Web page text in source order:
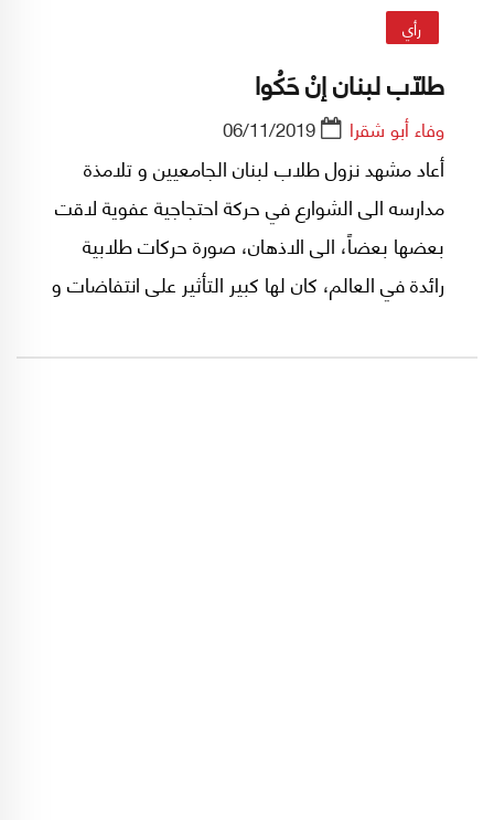
رأي
طلاّب لبنان إنْ حَكُوا
وفاء أبو شقرا 06/11/2019
أعاد مشهد نزول طلاب لبنان الجامعيين و تلامذة
مدارسه الى الشوارع في حركة احتجاجية عفوية لاقت
بعضها بعضاً، الى الاذهان، صورة حركات طلابية
رائدة في العالم، كان لها كبير التأثير على انتفاضات و